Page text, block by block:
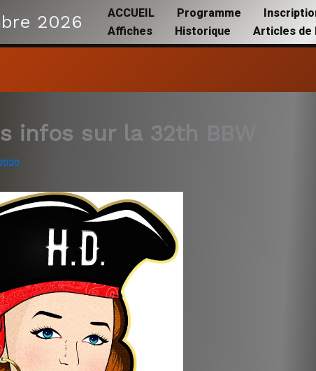
2026 ACCUEIL Programme
Affiches
Historique Articles de
infos sur la 32th BBW